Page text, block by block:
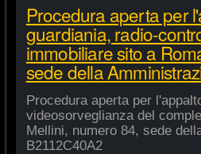
Procedura aperta per
guardiania, radio-
immobiliare sito a
sede della
Procedura aperta per
videosorveglianza del
Mellini, numero 84, sede
B2112C40A2